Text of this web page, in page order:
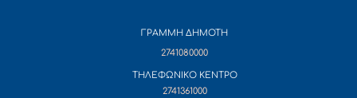
ΓΡΑΜΜΗ ΔΗΜΟΤΗ
2741080000
ΤΗΛΕΦΩΝΙΚΟ ΚΕΝΤΡΟ
2741361000